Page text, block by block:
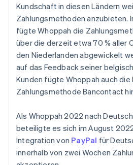
Kundschaft in diesen Ländern
Zahlungsmethoden anzubieten.
fügte Whoppah die
über die derzeit etwa 70 % aller
den Niederlanden abgewickelt
auf das Feedback seiner
Kunden fügte Whoppah auch
Zahlungsmethode Bancontact
Als Whoppah 2022 nach
beteiligte es sich im August
Integration von PayPal für
innerhalb von zwei Wochen